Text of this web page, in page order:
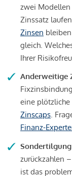
zwei Modellen
Zinssatz
Zinsen
gleich.
Ihrer
Anderweitige
eine plötzliche
Zinscaps.
Finanz-
zurückzahlen
ist das